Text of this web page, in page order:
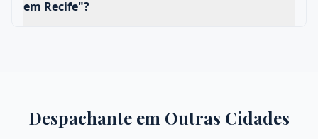
em Recife"?
Despachante em Outras Cidades